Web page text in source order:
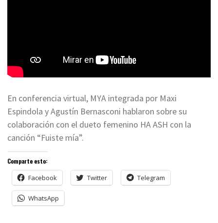
En conferencia virtual, MYA integrada por Maxi
Espindola y Agustín Bernasconi hablaron sobre su
colaboración con el dueto femenino HA ASH con la
canción “Fuiste mía”.
Comparte esto:
Facebook Twitter Telegram
WhatsApp